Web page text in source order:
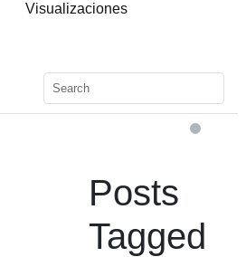
Visualizaciones
Posts
Tagged